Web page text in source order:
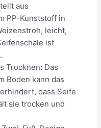
aus
PP-Kunststoff in
leicht,
ist
Trocknen: Das
Boden kann das
dass Seife
sie trocken und